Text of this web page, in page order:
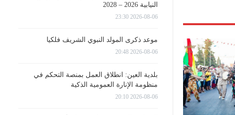
النيابية 2026 – 2028
2026-08-06 23:30
موعد ذكرى المولد النبوي الشريف فلكيا
2026-08-06 20:48
بلدية العين: انطلاق العمل بمنصة التحكم في
منظومة الإنارة العمومية الذكية
2026-08-06 20:10